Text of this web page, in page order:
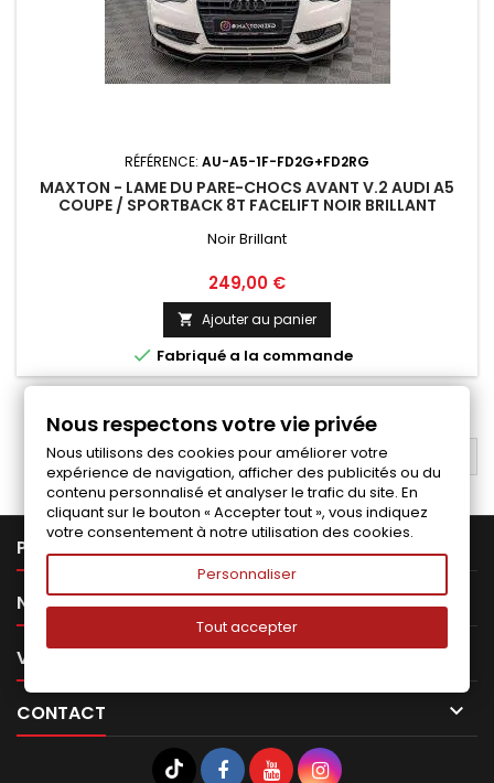
RÉFÉRENCE: AU-A5-1F-FD2G+FD2RG
MAXTON - LAME DU PARE-CHOCS AVANT V.2 AUDI A5
COUPE / SPORTBACK 8T FACELIFT NOIR BRILLANT
Noir Brillant
Prix
249,00 €
 Ajouter au panier
 Fabriqué a la commande
Suivant
RETOUR EN HAUT
PRODUITS
NOTRE SOCIÉTÉ 
VOTRE COMPTE 
CONTACT 
Nous respectons votre vie privée
Nous utilisons des cookies pour améliorer votre
expérience de navigation, afficher des publicités ou du
contenu personnalisé et analyser le trafic du site. En
cliquant sur le bouton « Accepter tout », vous indiquez
votre consentement à notre utilisation des cookies.
Personnaliser
Tout accepter